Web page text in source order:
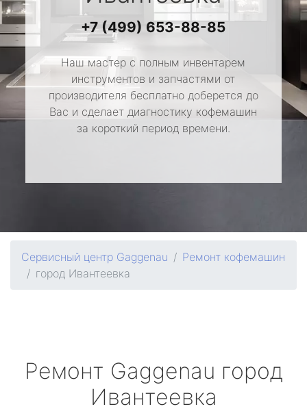
+7 (499) 653-88-85
Наш мастер с полным инвентарем
инструментов и запчастями от
производителя бесплатно доберется до
Вас и сделает диагностику кофемашин
за короткий период времени.
Сервисный центр Gaggenau
Ремонт кофемашин
город Ивантеевка
Ремонт Gaggenau город
Ивантеевка